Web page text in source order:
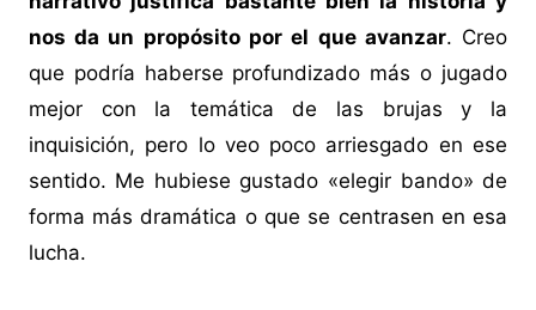
nos da un propósito por el que avanzar. Creo
que podría haberse profundizado más o jugado
mejor con la temática de las brujas y la
inquisición, pero lo veo poco arriesgado en ese
sentido. Me hubiese gustado «elegir bando» de
forma más dramática o que se centrasen en esa
lucha.